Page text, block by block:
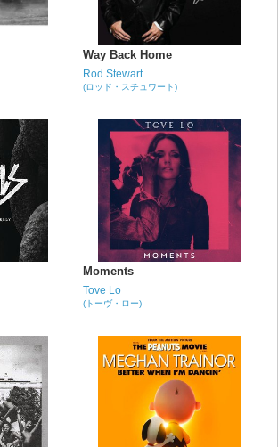
Way Back Home
Rod Stewart
(ロッド・スチュワート)
Moments
Tove Lo
(トーヴ・ロー)